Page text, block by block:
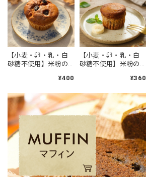
【小麦・卵・乳・白
砂糖不使用】米粉の
ーモンド粉使用 アレ
フリー ヴィーガン
¥400
【小麦・卵・乳・白
砂糖不使用】米粉の
モンド粉使用 アレル
リー ヴィーガン
¥360